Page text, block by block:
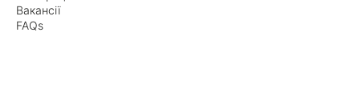
Вакансії
FAQs